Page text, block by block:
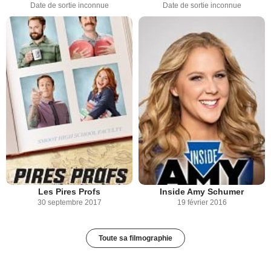
Date de sortie inconnue Date de sortie inconnue
Les Pires Profs
30 septembre 2017
Inside Amy Schumer
19 février 2016
Toute sa filmographie